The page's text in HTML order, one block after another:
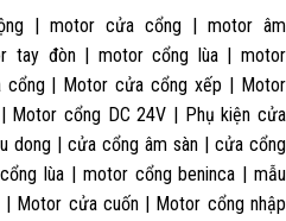
| motor cửa cổng | motor âm
tay đòn | motor cổng lùa | motor
| Motor cửa cổng xếp | Motor
Motor cổng DC 24V | Phụ kiện cửa
dong | cửa cổng âm sàn | cửa cổng
lùa | motor cổng beninca | mẫu
Motor cửa cuốn | Motor cổng nhập